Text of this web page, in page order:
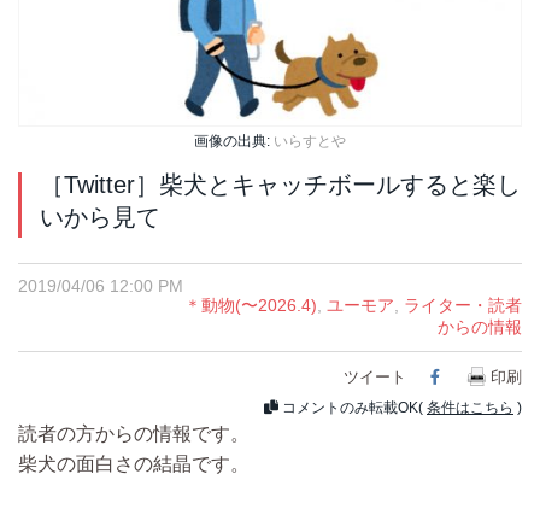
画像の出典: いらすとや
［Twitter］柴犬とキャッチボールすると楽し
いから見て
2019/04/06 12:00 PM
＊動物(〜2026.4), ユーモア, ライター・読者
からの情報
ツイート Facebook
印刷
コメントのみ転載OK( 条件はこちら )
読者の方からの情報です。
柴犬の面白さの結晶です。